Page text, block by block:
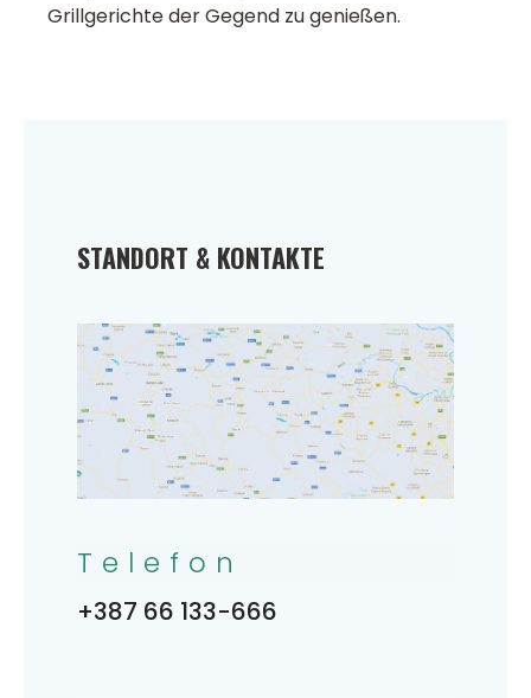
Grillgerichte der Gegend zu genießen.
STANDORT & KONTAKTE
Telefon
+387 66 133-666